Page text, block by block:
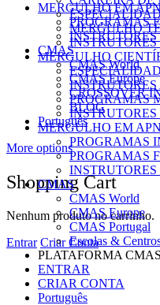
MERGULHO EM
PROGRAMAS
CMAS
CMAS World
CMAS Europe
CROSSOVER
BLOG
Português
More options
Shopping Cart
Nenhum produto no carrinho.
Entrar Criar Conta
MERGULHO
MERGULHO
PROGRAMAS
MERGULHO EM
PROGRAMAS
PROGRAMAS
CMAS
CMAS World
CMAS Europe
CMAS Portugal
Escolas &
PLATAFORMA CMAS
ENTRAR
CRIAR CONTA
Português